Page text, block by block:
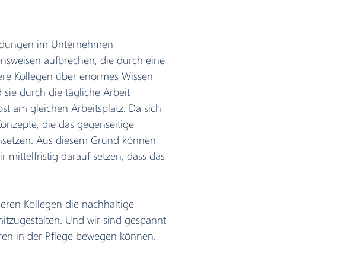
im Unternehmen
aufbrechen, die durch eine
Kollegen über enormes Wissen
durch die tägliche Arbeit
am gleichen Arbeitsplatz. Da sich
die das gegenseitige
Aus diesem Grund können
mittelfristig darauf setzen, dass das
Kollegen die nachhaltige
Und wir sind gespannt
in der Pflege bewegen können.